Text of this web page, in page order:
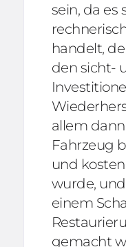
sein, da es
handelt,
den sicht-
allem
Fahrzeug
und
wurde,
einem
gemacht